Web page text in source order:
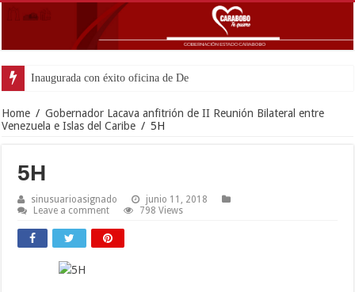
Inaugurada con éxito oficina de Defensa Pública
Home / Gobernador Lacava anfitrión de II Reunión Bilateral entre
Venezuela e Islas del Caribe / 5H
5H
sinusuarioasignado
junio 11, 2018
Leave a comment
798 Views